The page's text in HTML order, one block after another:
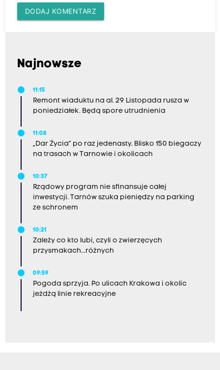
DODAJ KOMENTARZ
Najnowsze
11:15
Remont wiaduktu na al. 29 Listopada rusza w
poniedziałek. Będą spore utrudnienia
11:08
„Dar Życia” po raz jedenasty. Blisko 150 biegaczy
na trasach w Tarnowie i okolicach
10:37
Rządowy program nie sfinansuje całej
inwestycji. Tarnów szuka pieniędzy na parking
ze schronem
10:21
Zależy co kto lubi, czyli o zwierzęcych
przysmakach...różnych
09:59
Pogoda sprzyja. Po ulicach Krakowa i okolic
jeżdżą linie rekreacyjne